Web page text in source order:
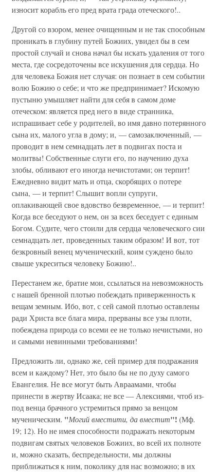
износит корабль его пред врата града отеческого!..
Другой со взором, менее очищенным и не так способным
проникать в глубину путей Божиих, увидел бы в сем
простой случай и снова начал бы искать удаления от того
места, где сосредоточены все искушения для сердца. Но
для человека Божия нет случая: он познает в сем событии
волю Божию о себе; и что же предпринимает? Искомую
пустыню умышляет найти для себя в самом доме
отеческом: является пред него в виде странника,
испрашивает себе у родителей, во имя давно потерянного
сына их, малого угла в дому; и, — самозаключенный, —
проводит в нем семнадцать лет в подвигах поста и
молитвы! Собственные слуги его, по научению духа
злобы, обливают его иногда нечистотами; он терпит!
Ежедневно видит мать и отца, скорбящих о потере
сына, — и терпит! Слышит вопли супруги,
оплакивающей свое вдовство безвременное, — и терпит!
Когда все беседуют о нем, он за всех беседует с единым
Богом. Судите, чего стоили для сердца человеческого сии
семнадцать лет, проведенных таким образом! И вот, тот
безкровный венец мученический, коим суждено было
свыше укреситься человеку Божию!..
Перестанем же, братие мои, ссылаться на невозможность
с нашей бренной плотью побеждать приверженность к
вещам земным. Ибо, вот, с сей самой плотью оставлены
ради Христа все блага мира, прерваны все узы плоти,
побеждена природа со всеми ее не только нечистыми, но
и самыми невинными требованиями!
Предложить ли, однако же, сей пример для подражания
всем и каждому? Нет, это было бы не по духу самого
Евангелия. Не все могут быть Авраамами, чтобы
принести в жертву Исаака; не все — Алексиями, чтоб из-
под венца брачного устремиться прямо за венцом
мученическим. "Могий вместити, да вместит"! (Мф.
19; 12). Но не имея способности подражать некоторым
подвигам святых человеков Божиих, во всей их полноте
и, можно сказать, беспредельности, мы должны
приближаться к ним, поколику для нас возможно; в их